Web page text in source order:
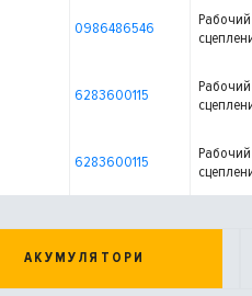
0986486546
6283600115
6283600115
АКУМУЛЯТОРИ